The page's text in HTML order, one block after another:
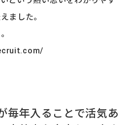
ました。
毎年入ることで活気あ